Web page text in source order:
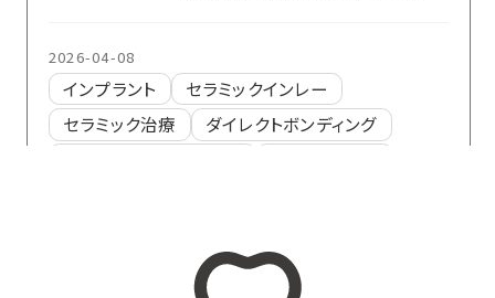
2026-04-08
インプラント
セラミックインレー
セラミック治療
ダイレクトボンディング